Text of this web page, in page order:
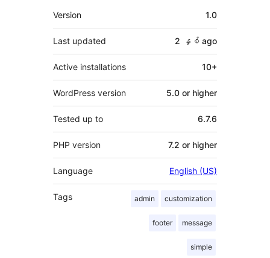
Meta
Version 1.0
Last updated 2 နှစ် ago
Active installations 10+
WordPress version 5.0 or higher
Tested up to 6.7.6
PHP version 7.2 or higher
Language English (US)
Tags admin customization
footer message
simple